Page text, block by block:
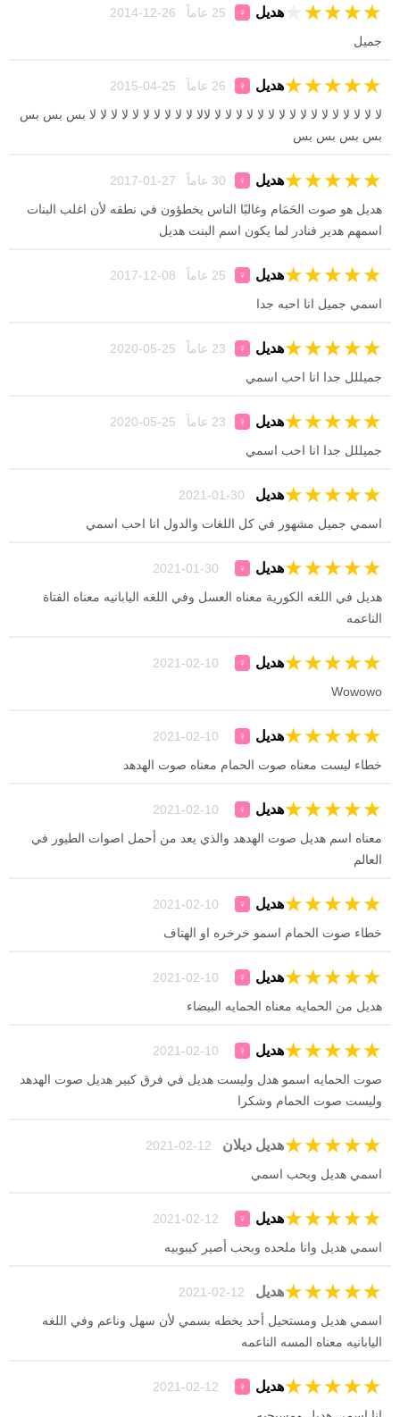
هديل ♀ ★
★
★
★
جميل
هديل ♀ ★
★
★
★
★
لا لا لا لا لا لا لا لا لا لا لا لا لا لا لا لا لالا لا لا لا لا لا لا لا لا لا لا بس بس بس
بس بس بس بس
هديل ♀ ★
★
★
★
★
هديل هو صوت الحَمَام وغالبًا الناس يخطؤون في نطقه لأن اغلب البنات
اسمهم هدير فنادر لما يكون اسم البنت هديل
هديل ♀ ★
★
★
★
★
اسمي جميل انا احبه جدا
هديل ♀ ★
★
★
★
★
جميللل جدا انا احب اسمي
هديل ♀ ★
★
★
★
★
جميللل جدا انا احب اسمي
هديل ★
★
★
★
★
اسمي جميل مشهور في كل اللغات والدول انا احب اسمي
هديل ♀ ★
★
★
★
★
هديل في اللغه الكورية معناه العسل وفي اللغه اليابانيه معناه الفتاة
الناعمه
هديل ♀ ★
★
★
★
★
Wowowo
هديل ♀ ★
★
★
★
★
خطاء ليست معناه صوت الحمام معناه صوت الهدهد
هديل ♀ ★
★
★
★
★
معناه اسم هديل صوت الهدهد والذي يعد من أحمل اصوات الطيور في
العالم
هديل ♀ ★
★
★
★
★
خطاء صوت الحمام اسمو خرخره او الهتاف
هديل ♀ ★
★
★
★
★
هديل من الحمايه معناه الحمايه البيضاء
هديل ♀ ★
★
★
★
★
صوت الحمايه اسمو هدل وليست هديل في فرق كبير هديل صوت الهدهد
وليست صوت الحمام وشكرا
هديل ديلان ★
★
★
★
★
اسمي هديل وبحب اسمي
هديل ♀ ★
★
★
★
★
اسمي هديل وانا ملحده وبحب أصير كيبوبيه
هديل ★
★
★
★
★
اسمي هديل ومستحيل أحد يخطه بسمي لأن سهل وناعم وفي اللغه
اليابانيه معناه المسه الناعمه
هديل ♀ ★
★
★
★
★